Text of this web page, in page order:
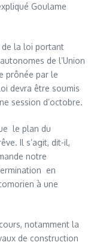
Goulame
de la loi portant
de l’Union
prônée par le
devra être soumis
session d’octobre.
le plan du
Il s’agit, dit-il,
notre
en
à une
notamment la
de construction